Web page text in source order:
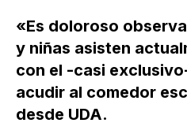
«Es doloroso
y niñas asisten
con el -casi
acudir al comedor
desde UDA.